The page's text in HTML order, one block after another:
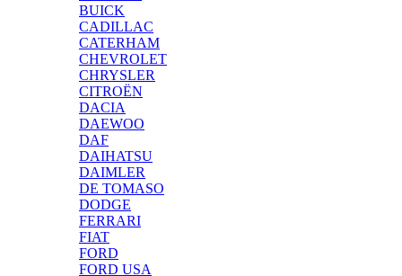
BUICK
CADILLAC
CATERHAM
CHEVROLET
CHRYSLER
CITROËN
DACIA
DAEWOO
DAF
DAIHATSU
DAIMLER
DE TOMASO
DODGE
FERRARI
FIAT
FORD
FORD USA